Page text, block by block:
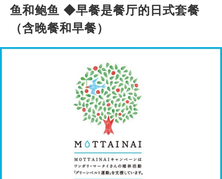
鱼和鲍鱼 ◆早餐是餐厅的日式套餐
（含晚餐和早餐）